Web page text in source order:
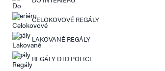
CELOKOVOVÉ REGÁLY
LAKOVANÉ REGÁLY
REGÁLY DTD POLICE